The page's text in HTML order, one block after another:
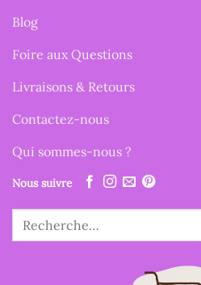
Blog
Foire aux Questions
Livraisons & Retours
Contactez-nous
Qui sommes-nous ?
Nous suivre
pour :